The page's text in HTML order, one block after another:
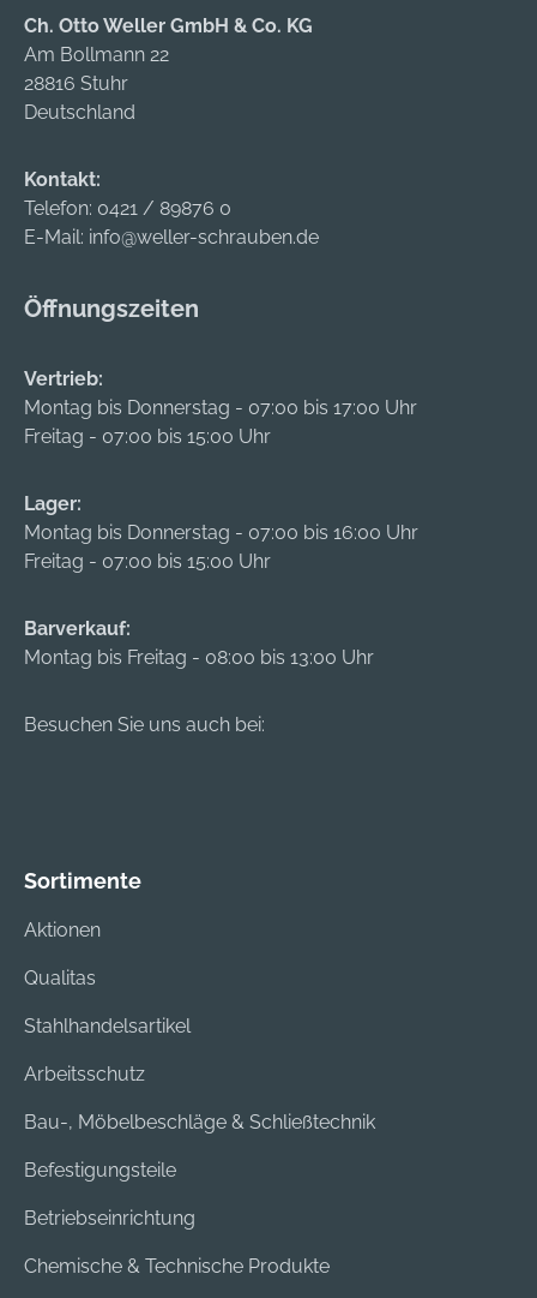
hohe
Korrosionsbeständig
keit aus und ist
besonders geeignet
agressiven
Bedingungen.
MESSING Das
Material ist
t und somit
für
Industrieanwendung
en.
hohe
MESSING Das
Industrieanwendung
Ch. Otto Weller GmbH & Co. KG
Am Bollmann 22
28816 Stuhr
Deutschland
Kontakt:
Telefon: 0421 / 89876 0
E-Mail: info@weller-schrauben.de
Öffnungszeiten
Vertrieb:
Montag bis Donnerstag - 07:00 bis 17:00 Uhr
Freitag - 07:00 bis 15:00 Uhr
Lager:
Montag bis Donnerstag - 07:00 bis 16:00 Uhr
Freitag - 07:00 bis 15:00 Uhr
Barverkauf:
Montag bis Freitag - 08:00 bis 13:00 Uhr
Besuchen Sie uns auch bei:
Sortimente
Aktionen
Qualitas
Stahlhandelsartikel
Arbeitsschutz
Bau-, Möbelbeschläge & Schließtechnik
Befestigungsteile
Betriebseinrichtung
Chemische & Technische Produkte